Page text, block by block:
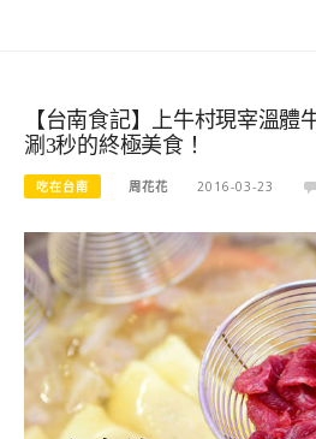
【台南食記】上牛村現宰溫體
涮3秒的終極美食！
吃在台南 周花花 2016-03-23